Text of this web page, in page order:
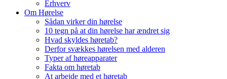
Erhverv
Om Hørelse
Sådan virker din hørelse
10 tegn på at din hørelse har ændret sig
Hvad skyldes høretab?
Derfor svækkes hørelsen med alderen
Typer af høreapparater
Fakta om høretab
At arbejde med et høretab